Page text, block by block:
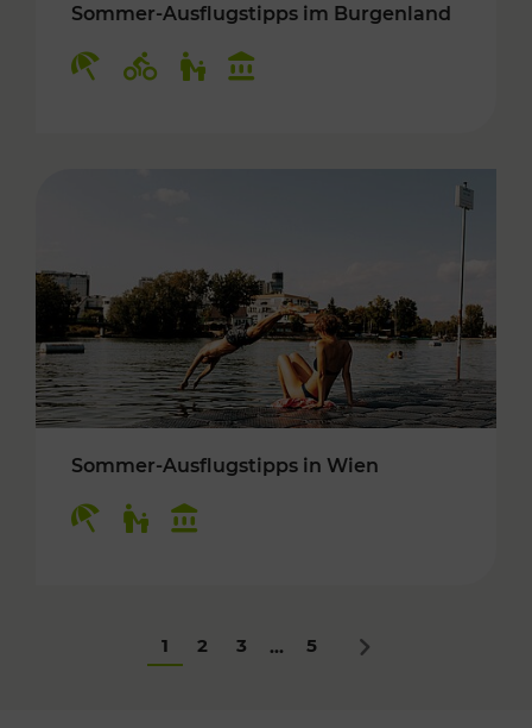
Sommer-Ausflugstipps im Burgenland
Sommer-Ausflugstipps in Wien
1 2 3 ... 5 Nächstes